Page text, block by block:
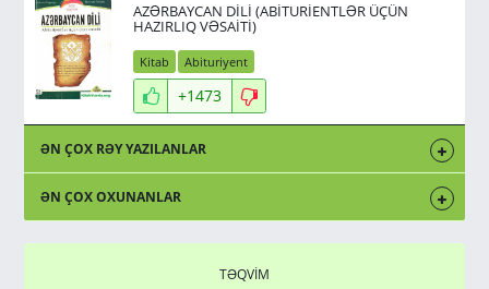
AZƏRBAYCAN DİLİ (ABİTURİENTLƏR ÜÇÜN
HAZIRLIQ VƏSAİTİ)
Kitab Abituriyent
+1473
ƏN ÇOX RƏY YAZILANLAR
ƏN ÇOX OXUNANLAR
TƏQVİM